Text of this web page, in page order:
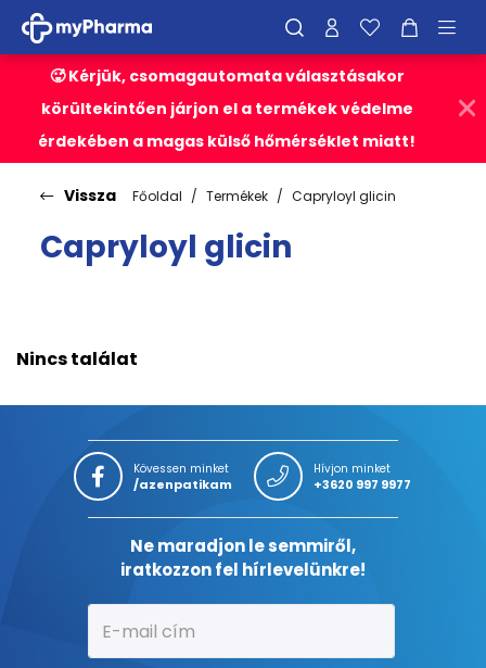
🥵 Kérjük, csomagautomata választásakor
körültekintően járjon el a termékek védelme
érdekében a magas külső hőmérséklet miatt!
Vissza Főoldal Termékek Capryloyl glicin
Capryloyl glicin
Nincs találat
Kövessen minket
/azenpatikam
Hívjon minket
+3620 997 9977
Ne maradjon le semmiről,
iratkozzon fel hírlevelünkre!